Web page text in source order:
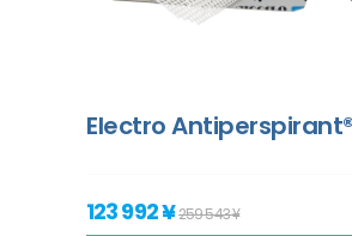
Electro
123 992 ¥259 543 ¥